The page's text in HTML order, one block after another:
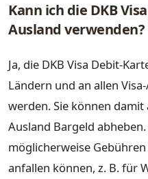
Kann ich die DKB
Ausland verwenden?
Ja, die DKB Visa Debit-
Ländern und an allen
werden. Sie können
Ausland Bargeld
möglicherweise
anfallen können, z. B. für